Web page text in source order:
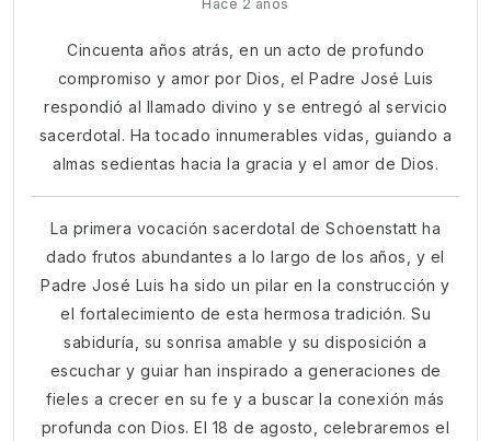
Hace 2 años
Cincuenta años atrás, en un acto de profundo
compromiso y amor por Dios, el Padre José Luis
respondió al llamado divino y se entregó al servicio
sacerdotal. Ha tocado innumerables vidas, guiando a
almas sedientas hacia la gracia y el amor de Dios.
La primera vocación sacerdotal de Schoenstatt ha
dado frutos abundantes a lo largo de los años, y el
Padre José Luis ha sido un pilar en la construcción y
el fortalecimiento de esta hermosa tradición. Su
sabiduría, su sonrisa amable y su disposición a
escuchar y guiar han inspirado a generaciones de
fieles a crecer en su fe y a buscar la conexión más
profunda con Dios. El 18 de agosto, celebraremos el